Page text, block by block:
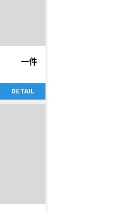
一件
DETAIL